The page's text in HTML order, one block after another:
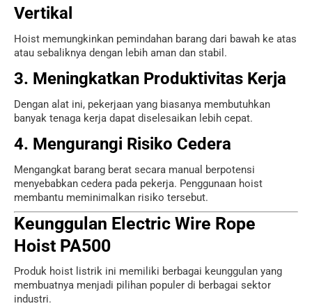
Vertikal
Hoist memungkinkan pemindahan barang dari bawah ke atas
atau sebaliknya dengan lebih aman dan stabil.
3. Meningkatkan Produktivitas Kerja
Dengan alat ini, pekerjaan yang biasanya membutuhkan
banyak tenaga kerja dapat diselesaikan lebih cepat.
4. Mengurangi Risiko Cedera
Mengangkat barang berat secara manual berpotensi
menyebabkan cedera pada pekerja. Penggunaan hoist
membantu meminimalkan risiko tersebut.
Keunggulan Electric Wire Rope
Hoist PA500
Produk hoist listrik ini memiliki berbagai keunggulan yang
membuatnya menjadi pilihan populer di berbagai sektor
industri.